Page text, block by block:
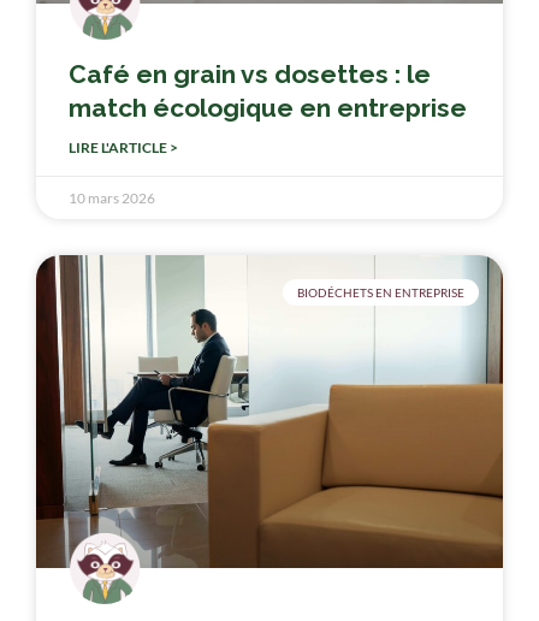
Café en grain vs dosettes : le
match écologique en entreprise
LIRE L'ARTICLE >
10 mars 2026
BIODÉCHETS EN ENTREPRISE